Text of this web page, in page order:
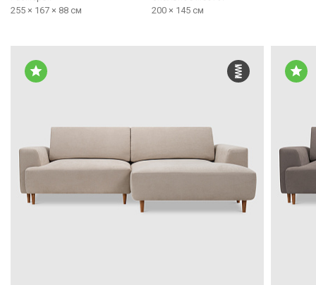
255 × 167 × 88 см
200 × 145 см